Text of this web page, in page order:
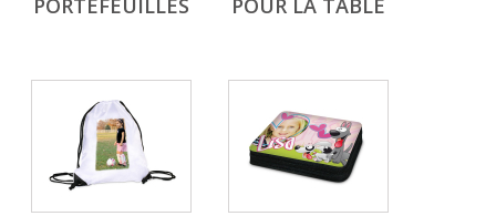
PORTEFEUILLES POUR LA TABLE